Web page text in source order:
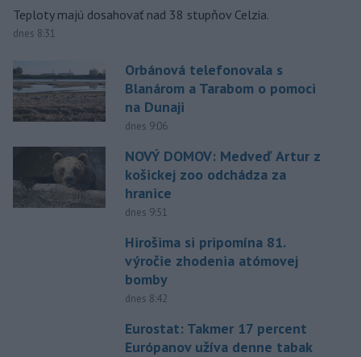
Teploty majú dosahovať nad 38 stupňov Celzia.
dnes 8:31
Orbánová telefonovala s
Blanárom a Tarabom o pomoci
na Dunaji
dnes 9:06
NOVÝ DOMOV: Medveď Artur z
košickej zoo odchádza za
hranice
dnes 9:51
Hirošima si pripomína 81.
výročie zhodenia atómovej
bomby
dnes 8:42
Eurostat: Takmer 17 percent
Európanov užíva denne tabak